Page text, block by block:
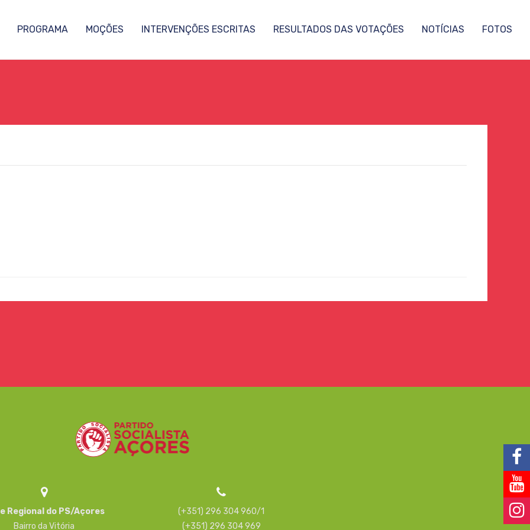
PROGRAMA MOÇÕES INTERVENÇÕES ESCRITAS RESULTADOS DAS VOTAÇÕES NOTÍCIAS FOTOS
Regional do PS/Açores
Bairro da Vitória
(+351) 296 304 960/1
(+351) 296 304 969